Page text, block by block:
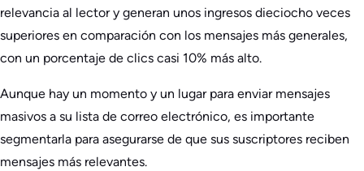
relevancia al lector y generan unos ingresos dieciocho veces
superiores en comparación con los mensajes más generales,
con un porcentaje de clics casi 10% más alto.
Aunque hay un momento y un lugar para enviar mensajes
masivos a su lista de correo electrónico, es importante
segmentarla para asegurarse de que sus suscriptores reciben
mensajes más relevantes.